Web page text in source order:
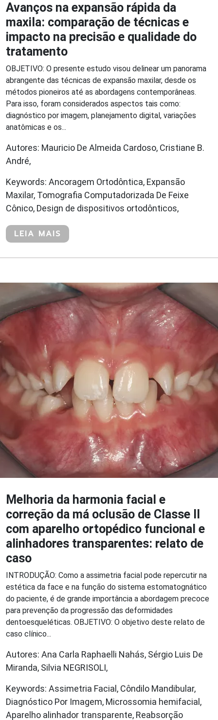
Avanços na expansão rápida da
maxila: comparação de técnicas e
impacto na precisão e qualidade do
tratamento
OBJETIVO: O presente estudo visou delinear um panorama
abrangente das técnicas de expansão maxilar, desde os
métodos pioneiros até as abordagens contemporâneas.
Para isso, foram considerados aspectos tais como:
diagnóstico por imagem, planejamento digital, variações
anatômicas e os...
Autores: Mauricio De Almeida Cardoso, Cristiane B.
André,
Keywords: Ancoragem Ortodôntica, Expansão
Maxilar, Tomografia Computadorizada De Feixe
Cônico, Design de dispositivos ortodônticos,
LEIA MAIS
Melhoria da harmonia facial e
correção da má oclusão de Classe II
com aparelho ortopédico funcional e
alinhadores transparentes: relato de
caso
INTRODUÇÃO: Como a assimetria facial pode repercutir na
estética da face e na função do sistema estomatognático
do paciente, é de grande importância a abordagem precoce
para prevenção da progressão das deformidades
dentoesqueléticas. OBJETIVO: O objetivo deste relato de
caso clínico...
Autores: Ana Carla Raphaelli Nahás, Sérgio Luis De
Miranda, Silvia NEGRISOLI,
Keywords: Assimetria Facial, Côndilo Mandibular,
Diagnóstico Por Imagem, Microssomia hemifacial,
Aparelho alinhador transparente, Reabsorção